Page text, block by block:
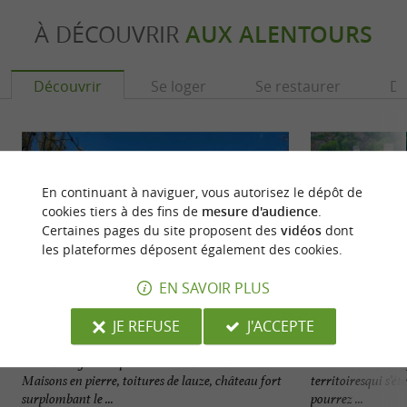
À DÉCOUVRIR AUX ALENTOURS
Découvrir Se loger Se restaurer
Maisons en pierre, toitures de lauze, château fort
surplombant le ...
territoiresqui
pourrez ...
En continuant à naviguer, vous autorisez le dépôt de
cookies tiers à des fins de mesure d'audience.
Certaines pages du site proposent des vidéosdont
les plateformes déposent également des cookies.
EN SAVOIR PLUS
JE REFUSE
J'ACCEPTE